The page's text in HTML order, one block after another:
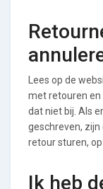
Lees op de
met retouren en
dat niet bij. Als
geschreven,
retour sturen,
Ik heb